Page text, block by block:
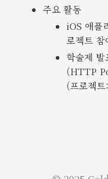
주요 활동
iOS 애플
로젝트
학술제
(HTTP
(프로젝